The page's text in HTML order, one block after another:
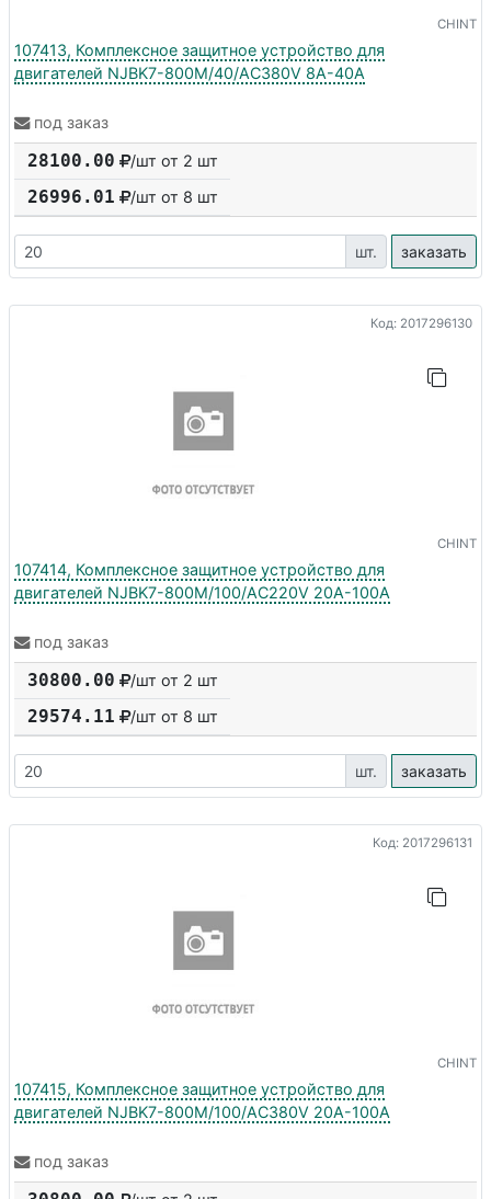
CHINT
107413, Комплексное защитное устройство для
двигателей NJBK7-800M/40/AC380V 8A-40A
под заказ
28100.00 /шт от 2 шт
26996.01 /шт от 8 шт
шт. заказать
Код: 2017296130
CHINT
107414, Комплексное защитное устройство для
двигателей NJBK7-800M/100/AC220V 20A-100A
под заказ
30800.00 /шт от 2 шт
29574.11 /шт от 8 шт
шт. заказать
Код: 2017296131
CHINT
107415, Комплексное защитное устройство для
двигателей NJBK7-800M/100/AC380V 20A-100A
под заказ